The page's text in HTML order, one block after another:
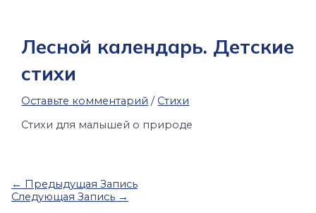
Лесной календарь. Детские
стихи
Оставьте комментарий / Стихи
Стихи для малышей о природе
← Предыдущая Запись
Следующая Запись →